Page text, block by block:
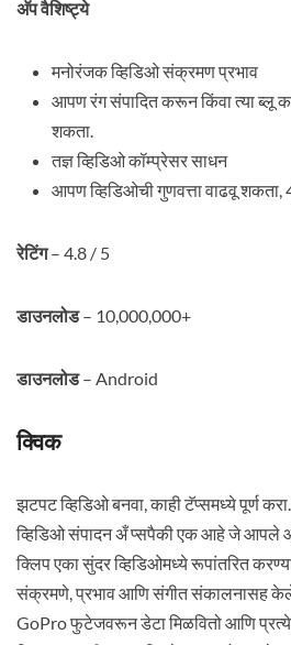
अ‍ॅप वैशिष्ट्ये
मनोरंजक व्हिडिओ संक्रमण प्रभाव
आपण रंग संपादित करून किंवा त्या ब्लू
शकता.
तज्ञ व्हिडिओ कॉम्प्रेसर साधन
आपण व्हिडिओची गुणवत्ता वाढवू
रेटिंग– 4.8 / 5
डाउनलोड– 10,000,000+
डाउनलोड– Android
क्विक
झटपट व्हिडिओ बनवा, काही टॅप्समध्ये पूर्ण
व्हिडिओ संपादन अँ प्सपैकी एक आहे जे आपले
क्लिप एका सुंदर व्हिडिओमध्ये रूपांतरित
संक्रमणे, प्रभाव आणि संगीत संकालनासह
GoPro फुटेजवरून डेटा मिळवितो आणि